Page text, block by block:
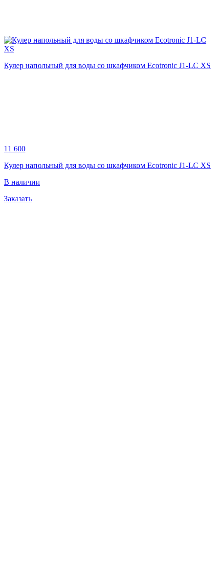
Кулер напольный для воды со шкафчиком Ecotronic J1-LC XS
11 600
Кулер напольный для воды со шкафчиком Ecotronic J1-LC XS
В наличии
Заказать